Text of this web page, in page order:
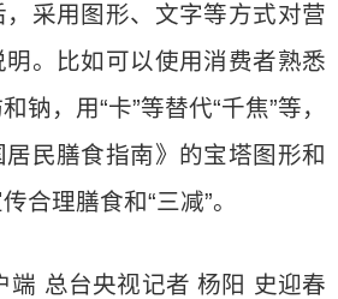
采用图形、文字等方式对营
。比如可以使用消费者熟悉
钠，用“卡”等替代“千焦”等，
民膳食指南》的宝塔图形和
合理膳食和“三减”。
端 总台央视记者 杨阳 史迎春